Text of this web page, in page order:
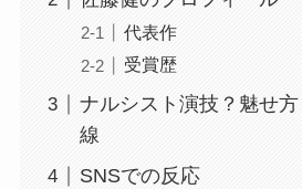
代表作
受賞歴
ナルシスト演技？魅せ
線
SNSでの反応